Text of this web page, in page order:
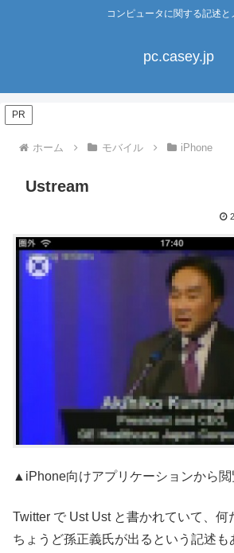
コンピュータに関する記述と
pc.casey.jp
PR
ホーム モバイル iPhone
Ustream
▲iPhone向けアプリケーションから閲
Twitter で Ust Ust と書かれていて、何
ちょうど孫正義氏が出るという記述も